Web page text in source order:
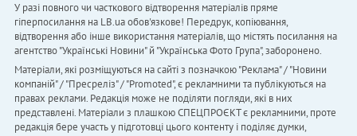
У разі повного чи часткового відтворення матеріалів пряме
гіперпосилання на LB.ua обов'язкове! Передрук, копіювання,
відтворення або інше використання матеріалів, що містять посилання на
агентство "Українськi Новини" й "Українська Фото Група", заборонено.
Матеріали, які розміщуються на сайті з позначкою "Реклама" / "Новини
компаній" / "Пресреліз" / "Promoted", є рекламними та публікуються на
правах реклами. Редакція може не поділяти погляди, які в них
представлені. Матеріали з плашкою СПЕЦПРОЄКТ є рекламними, проте
редакція бере участь у підготовці цього контенту і поділяє думки,